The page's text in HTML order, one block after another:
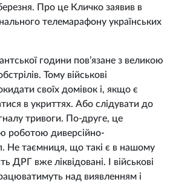
Про це Кличко заявив в
телемарафону українських
години пов’язане з великою
Тому військові
своїх домівок і, якщо є
в укриттях. Або слідувати до
тривоги. По-друге, це
роботою диверсійно-
Не таємниця, що такі є в нашому
ДРГ вже ліквідовані. І військові
над виявленням і